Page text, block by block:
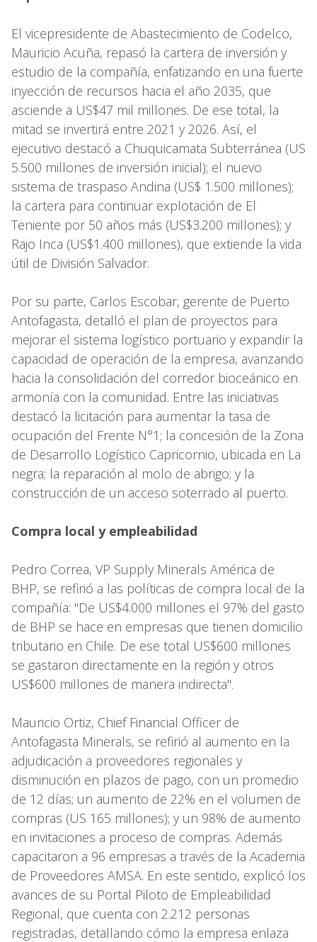
El vicepresidente de Abastecimiento de Codelco,
Mauricio Acuña, repasó la cartera de inversión y
estudio de la compañía, enfatizando en una fuerte
inyección de recursos hacia el año 2035, que
asciende a US$47 mil millones. De ese total, la
mitad se invertirá entre 2021 y 2026. Así, el
ejecutivo destacó a Chuquicamata Subterránea (US
5.500 millones de inversión inicial); el nuevo
sistema de traspaso Andina (US$ 1.500 millones);
la cartera para continuar explotación de El
Teniente por 50 años más (US$3.200 millones); y
Rajo Inca (US$1.400 millones), que extiende la vida
útil de División Salvador.
Por su parte, Carlos Escobar, gerente de Puerto
Antofagasta, detalló el plan de proyectos para
mejorar el sistema logístico portuario y expandir la
capacidad de operación de la empresa, avanzando
hacia la consolidación del corredor bioceánico en
armonía con la comunidad. Entre las iniciativas
destacó la licitación para aumentar la tasa de
ocupación del Frente N°1; la concesión de la Zona
de Desarrollo Logístico Capricornio, ubicada en La
negra; la reparación al molo de abrigo; y la
construcción de un acceso soterrado al puerto.
Compra local y empleabilidad
Pedro Correa, VP Supply Minerals América de
BHP, se refirió a las políticas de compra local de la
compañía: "De US$4.000 millones el 97% del gasto
de BHP se hace en empresas que tienen domicilio
tributario en Chile. De ese total US$600 millones
se gastaron directamente en la región y otros
US$600 millones de manera indirecta".
Mauricio Ortiz, Chief Financial Officer de
Antofagasta Minerals, se refirió al aumento en la
adjudicación a proveedores regionales y
disminución en plazos de pago, con un promedio
de 12 días; un aumento de 22% en el volumen de
compras (US 165 millones); y un 98% de aumento
en invitaciones a proceso de compras. Además
capacitaron a 96 empresas a través de la Academia
de Proveedores AMSA. En este sentido, explicó los
avances de su Portal Piloto de Empleabilidad
Regional, que cuenta con 2.212 personas
registradas, detallando cómo la empresa enlaza